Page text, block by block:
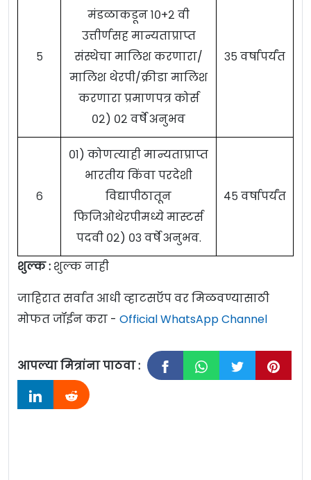
५
मंडळाकडून १०+२ वी
उत्तीर्णसह मान्यताप्राप्त
संस्थेचा मालिश करणारा/
मालिश थेरपी/क्रीडा मालिश
करणारा प्रमाणपत्र कोर्स
०२) ०२ वर्षे अनुभव
३५ वर्षापर्यंत
६
०१) कोणत्याही मान्यताप्राप्त
भारतीय किंवा परदेशी
विद्यापीठातून
फिजिओथेरपीमध्ये मास्टर्स
पदवी ०२) ०३ वर्षे अनुभव.
४५ वर्षापर्यंत
शुल्क : शुल्क नाही
जाहिरात सर्वात आधी व्हाटसऍप वर मिळवण्यासाठी
मोफत जॉईन करा - Official WhatsApp Channel
आपल्या मित्रांना पाठवा :